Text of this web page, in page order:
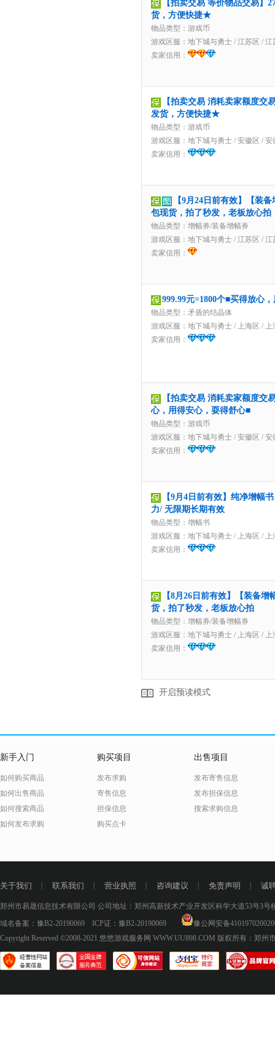
【拍卖交易 等价物品交易】
货，方便快捷★
物品类型：游戏币
游戏区服： 地下城与勇士 / 江苏区 / 江
卖家信用：
【拍卖交易 消耗卖家额度交
发货，方便快捷★
物品类型：游戏币
游戏区服： 地下城与勇士 / 安徽区 / 安
卖家信用：
【9月24日前有效】【装
包现货，拍了秒发，老板放心拍
物品类型：增幅券/装备增幅券
游戏区服： 地下城与勇士 / 江苏区 / 江
卖家信用：
999.99元=1800个■买得放心
物品类型：矛盾的结晶体
游戏区服： 地下城与勇士 / 上海区 / 上
卖家信用：
【拍卖交易 消耗卖家额度交
心，用得安心，耍得舒心■
物品类型：游戏币
游戏区服： 地下城与勇士 / 安徽区 / 安
卖家信用：
【9月4日前有效】纯净增幅
力/ 无限期长期有效
物品类型：增幅书
游戏区服： 地下城与勇士 / 上海区 / 上
卖家信用：
【8月26日前有效】【装备
货，拍了秒发，老板放心拍
物品类型：增幅券/装备增幅券
游戏区服： 地下城与勇士 / 上海区 / 上
卖家信用：
开启预读模式
新手入门
如何购买商品
如何出售商品
如何搜索商品
如何发布求购
购买项目
发布求购
寄售信息
担保信息
购买点卡
出售项目
发布寄售信息
发布担保信息
搜索求购信息
关于我们 联系我们 营业执照 咨询建议 免责声明 诚
郑州市易晟信息技术有限公司 公司地址：郑州高新技术产业开发区科学大道53号3号
域名备案： 豫B2-20190069 ICP证： 豫B2-20190069
豫公网安备
Copyright Reserved ©2008-2021 悠悠游戏服务网 WWW.UU898.COM 版权所有：郑州